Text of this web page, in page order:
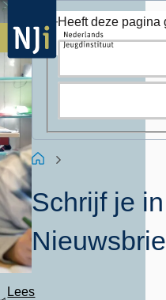
Overslaan
en
naar
de
inhoud
Kruimelpad
Home
Schrijf je
Lees
Heeft deze pagina